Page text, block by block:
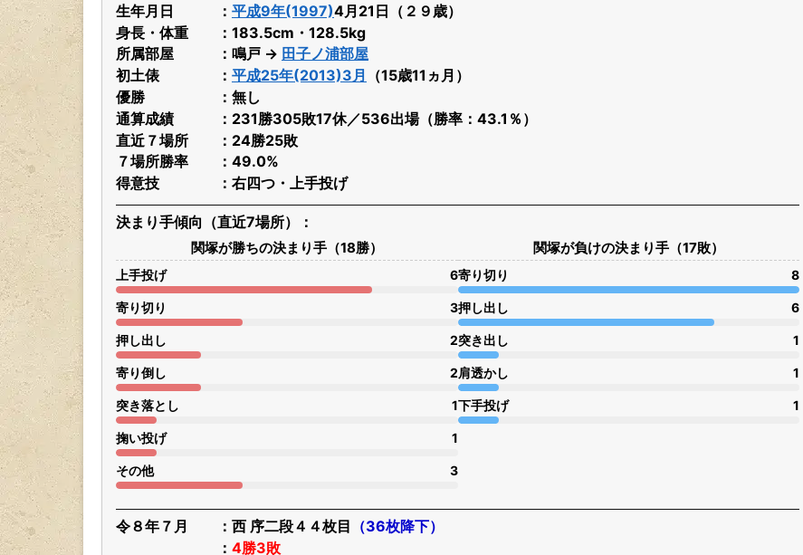
生年月日
平成9年(1997)4月21日（２９歳）
身長・体重
183.5cm・128.5kg
所属部屋
鳴戸 → 田子ノ浦部屋
初土俵
平成25年(2013)3月
（15歳11ヵ月）
優勝
無し
通算成績
231勝305敗17休／536出場（勝率：43.1％）
直近７場所
24勝25敗
７場所勝率
49.0%
得意技
右四つ・上手投げ
決まり手傾向（直近7場所）
関塚が勝ちの決まり手（18勝）
上手投げ 6
寄り切り 3
押し出し 2
寄り倒し 2
突き落とし 1
掬い投げ 1
その他 3
関塚が負けの決まり手（17敗）
寄り切り 8
押し出し 6
突き出し 1
肩透かし 1
下手投げ 1
令８年７月 西 序二段４４枚目 （36枚降下）
4勝3敗